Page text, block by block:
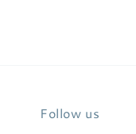
Follow us